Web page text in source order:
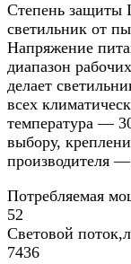
Степень защиты
светильник от
Напряжение
диапазон
делает
всех
температура —
выбору,
производителя
Потребляемая
52
Световой
7436